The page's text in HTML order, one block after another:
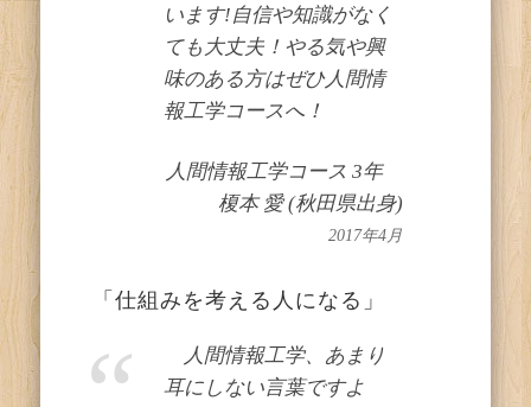
います!自信や知識がなく
ても大丈夫！やる気や興
味のある方はぜひ人間情
報工学コースへ！
人間情報工学コース 3年
榎本 愛 (秋田県出身)
2017年4月
「仕組みを考える人になる」
人間情報工学、あまり
耳にしない言葉ですよ